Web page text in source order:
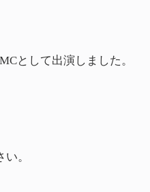
として出演しました。
。